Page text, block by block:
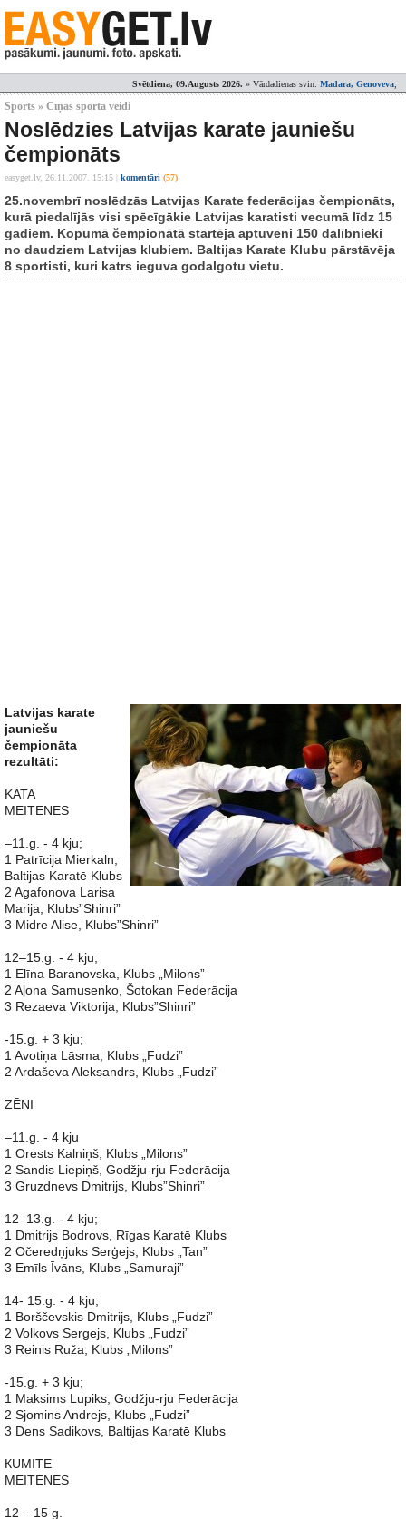
Svētdiena, 09.Augusts 2026. » Vārdadienas svin: Madara, Genoveva;
Sports » Cīņas sporta veidi
Noslēdzies Latvijas karate jauniešu
čempionāts
easyget.lv, 26.11.2007. 15:15 komentāri (57)
25.novembrī noslēdzās Latvijas Karate federācijas čempionāts,
kurā piedalījās visi spēcīgākie Latvijas karatisti vecumā līdz 15
gadiem. Kopumā čempionātā startēja aptuveni 150 dalībnieki
no daudziem Latvijas klubiem. Baltijas Karate Klubu pārstāvēja
8 sportisti, kuri katrs ieguva godalgotu vietu.
Latvijas karate
jauniešu
čempionāta
rezultāti:
KATA
MEITENES
–11.g. - 4 kju;
1 Patrīcija Mierkaln,
Baltijas Karatē Klubs
2 Agafonova Larisa
Marija, Klubs”Shinri”
3 Midre Alise, Klubs”Shinri”
12–15.g. - 4 kju;
1 Elīna Baranovska, Klubs „Milons”
2 Aļona Samusenko, Šotokan Federācija
3 Rezaeva Viktorija, Klubs”Shinri”
-15.g. + 3 kju;
1 Avotiņa Lāsma, Klubs „Fudzi”
2 Ardaševa Aleksandrs, Klubs „Fudzi”
ZĒNI
–11.g. - 4 kju
1 Orests Kalniņš, Klubs „Milons”
2 Sandis Liepiņš, Godžju-rju Federācija
3 Gruzdnevs Dmitrijs, Klubs”Shinri”
12–13.g. - 4 kju;
1 Dmitrijs Bodrovs, Rīgas Karatē Klubs
2 Očeredņjuks Serģejs, Klubs „Tan”
3 Emīls Īvāns, Klubs „Samuraji”
14- 15.g. - 4 kju;
1 Borščevskis Dmitrijs, Klubs „Fudzi”
2 Volkovs Sergejs, Klubs „Fudzi”
3 Reinis Ruža, Klubs „Milons”
-15.g. + 3 kju;
1 Maksims Lupiks, Godžju-rju Federācija
2 Sjomins Andrejs, Klubs „Fudzi”
3 Dens Sadikovs, Baltijas Karatē Klubs
КUMITE
MEITENES
12 – 15 g.